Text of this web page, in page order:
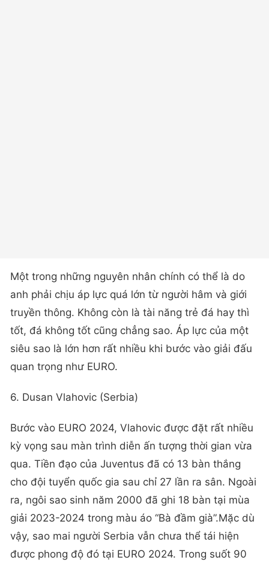
Một trong những nguyên nhân chính có thể là do
anh phải chịu áp lực quá lớn từ người hâm và giới
truyền thông. Không còn là tài năng trẻ đá hay thì
tốt, đá không tốt cũng chẳng sao. Áp lực của một
siêu sao là lớn hơn rất nhiều khi bước vào giải đấu
quan trọng như EURO.
6. Dusan Vlahovic (Serbia)
Bước vào EURO 2024, Vlahovic được đặt rất nhiều
kỳ vọng sau màn trình diễn ấn tượng thời gian vừa
qua. Tiền đạo của Juventus đã có 13 bàn thắng
cho đội tuyển quốc gia sau chỉ 27 lần ra sân. Ngoài
ra, ngôi sao sinh năm 2000 đã ghi 18 bàn tại mùa
giải 2023-2024 trong màu áo “Bà đầm già”.Mặc dù
vậy, sao mai người Serbia vẫn chưa thể tái hiện
được phong độ đó tại EURO 2024. Trong suốt 90